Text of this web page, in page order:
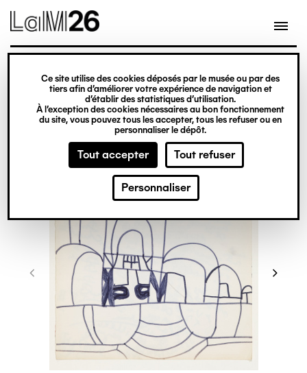
Gestion des cookies
Ce site utilise des cookies déposés par le musée ou par des
tiers afin d’améliorer votre expérience de navigation et
d’établir des statistiques d’utilisation.
À l’exception des cookies nécessaires au bon fonctionnement
du site, vous pouvez tous les accepter, tous les refuser ou en
personnaliser le dépôt.
Tout accepter Tout refuser
Personnaliser
contenu